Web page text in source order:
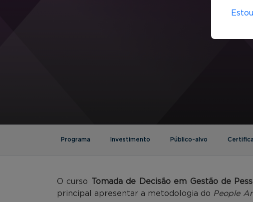
Programa Investimento Público-alvo
O curso Tomada de Decisão em Gestão de
principal apresentar a metodologia do People